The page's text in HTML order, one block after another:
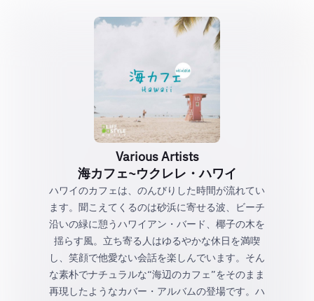
Various Artists
海カフェ~ウクレレ・ハワイ
ハワイのカフェは、のんびりした時間が流れてい
ます。聞こえてくるのは砂浜に寄せる波、ビーチ
沿いの緑に憩うハワイアン・バード、椰子の木を
揺らす風。立ち寄る人はゆるやかな休日を満喫
し、笑顔で他愛ない会話を楽しんでいます。そん
な素朴でナチュラルな“海辺のカフェ”をそのまま
再現したようなカバー・アルバムの登場です。ハ